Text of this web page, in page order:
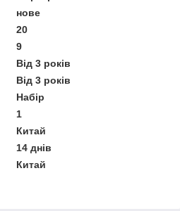
нове
20
9
Від 3 років
Від 3 років
Набір
1
Китай
14 днів
Китай